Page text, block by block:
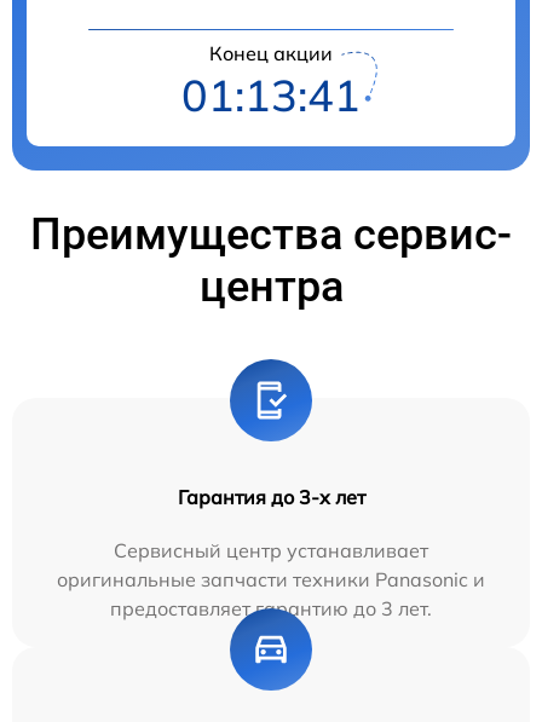
Конец акции
01:13:41
Преимущества сервис-
центра
Гарантия до 3-х лет
Сервисный центр устанавливает
оригинальные запчасти техники Panasonic и
предоставляет гарантию до 3 лет.